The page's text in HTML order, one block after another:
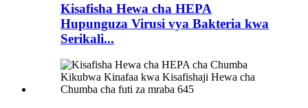
Kisafisha Hewa cha HEPA
Hupunguza Virusi vya Bakteria kwa
Serikali...